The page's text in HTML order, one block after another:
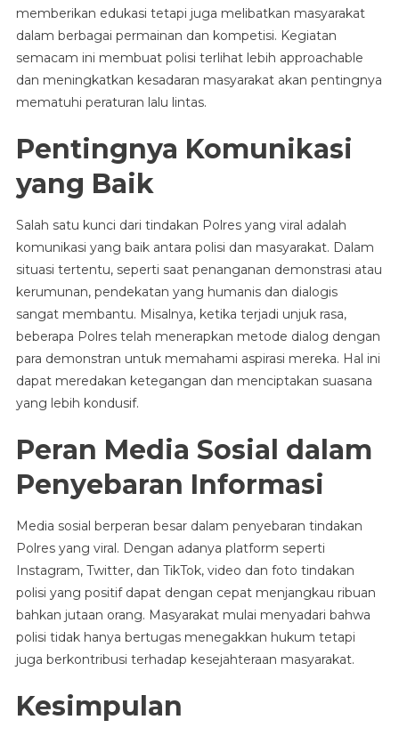
memberikan edukasi tetapi juga melibatkan masyarakat
dalam berbagai permainan dan kompetisi. Kegiatan
semacam ini membuat polisi terlihat lebih approachable
dan meningkatkan kesadaran masyarakat akan pentingnya
mematuhi peraturan lalu lintas.
Pentingnya Komunikasi
yang Baik
Salah satu kunci dari tindakan Polres yang viral adalah
komunikasi yang baik antara polisi dan masyarakat. Dalam
situasi tertentu, seperti saat penanganan demonstrasi atau
kerumunan, pendekatan yang humanis dan dialogis
sangat membantu. Misalnya, ketika terjadi unjuk rasa,
beberapa Polres telah menerapkan metode dialog dengan
para demonstran untuk memahami aspirasi mereka. Hal ini
dapat meredakan ketegangan dan menciptakan suasana
yang lebih kondusif.
Peran Media Sosial dalam
Penyebaran Informasi
Media sosial berperan besar dalam penyebaran tindakan
Polres yang viral. Dengan adanya platform seperti
Instagram, Twitter, dan TikTok, video dan foto tindakan
polisi yang positif dapat dengan cepat menjangkau ribuan
bahkan jutaan orang. Masyarakat mulai menyadari bahwa
polisi tidak hanya bertugas menegakkan hukum tetapi
juga berkontribusi terhadap kesejahteraan masyarakat.
Kesimpulan